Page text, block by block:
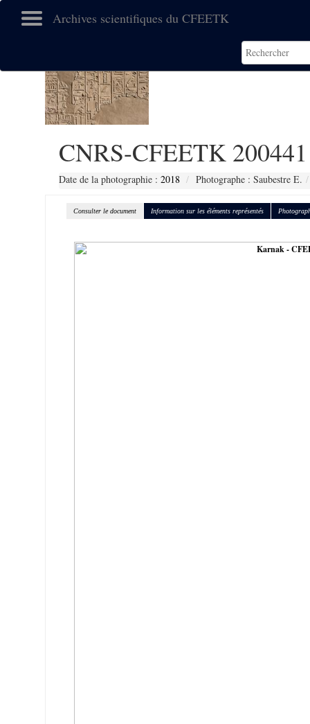
Archives scientifiques du CFEETK
CNRS-CFEETK 200441
Date de la photographie : 2018 Photographe : Saubestre E.
Consulter le document Information sur les éléments représentés